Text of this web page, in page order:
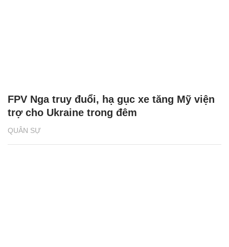
QUÂN SỰ
FPV Nga truy đuổi, hạ gục xe tăng Mỹ viện
trợ cho Ukraine trong đêm